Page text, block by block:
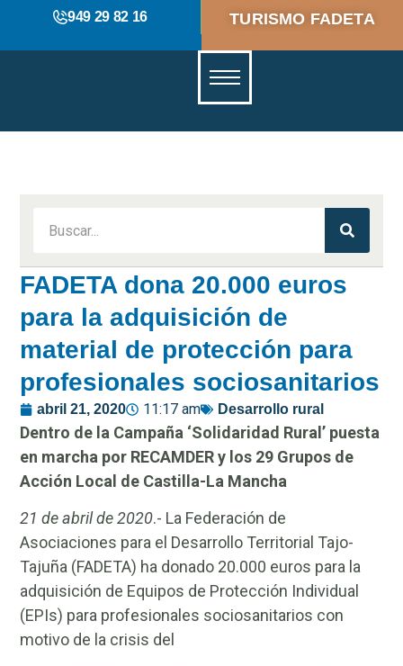
949 29 82 16 TURISMO FADETA
FADETA dona 20.000 euros
para la adquisición de
material de protección para
profesionales sociosanitarios
abril 21, 2020 11:17 am Desarrollo rural
Dentro de la Campaña ‘Solidaridad Rural’ puesta
en marcha por RECAMDER y los 29 Grupos de
Acción Local de Castilla-La Mancha
21 de abril de 2020.- La Federación de
Asociaciones para el Desarrollo Territorial Tajo-
Tajuña (FADETA) ha donado 20.000 euros para la
adquisición de Equipos de Protección Individual
(EPIs) para profesionales sociosanitarios con
motivo de la crisis del